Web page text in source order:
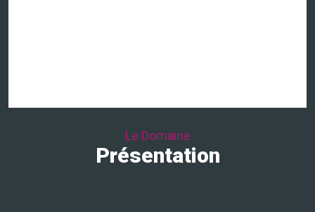
Le Domaine
Présentation